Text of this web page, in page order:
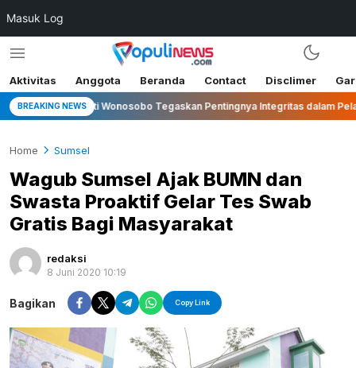
Masuk Log
Aktivitas Anggota Beranda Contact Disclimer
BREAKING NEWS
Bupati Wonosobo Tegaskan Pentingnya Integritas dalam Pelaksanaan
Home Sumsel
Wagub Sumsel Ajak BUMN dan
Swasta Proaktif Gelar Tes Swab
Gratis Bagi Masyarakat
redaksi
8 Juni 2020 10:19
Bagikan Copy Link